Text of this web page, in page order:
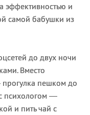
эффективностью и
самой бабушки из
до двух ночи
Вместо
пешком до
психологом —
и пить чай с